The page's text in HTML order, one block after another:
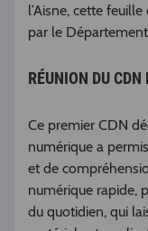
l’Aisne, cette
par le
RÉUNION DU
Ce premier CDN
numérique a
et de
numérique rapide,
du quotidien, qui